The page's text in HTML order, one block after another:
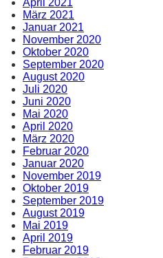
März 2021
Januar 2021
November 2020
Oktober 2020
September 2020
August 2020
Juli 2020
Juni 2020
Mai 2020
April 2020
März 2020
Februar 2020
Januar 2020
November 2019
Oktober 2019
September 2019
August 2019
Mai 2019
April 2019
Februar 2019